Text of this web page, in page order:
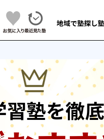
地域で塾探し
塾を徹